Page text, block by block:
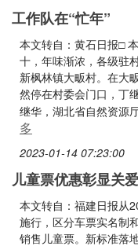
工作队在“忙年”
本文转自：黄石日报□
十，年味渐浓，各级驻
新枫林镇大畈村。在大
然停在村委会门口，丁
继华，湖北省自然资源
多
2023-01-14 07:23:00
儿童票优惠彰显关爱
本文转自：福建日报从
施行，区分车票实名制
销售儿童票。新标准落